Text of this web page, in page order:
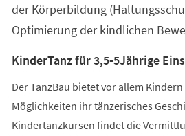
der Körperbildung
Optimierung der kindlichen
KinderTanz für 3,5-5Jährige
Der TanzBau bietet vor allem
Möglichkeiten ihr tänzerisches
Kindertanzkursen findet die